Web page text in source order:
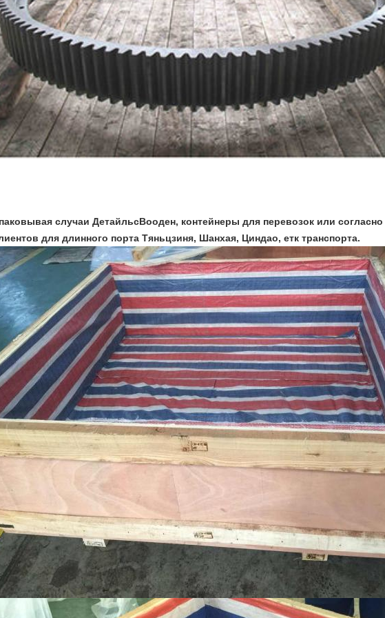
случаи ДетайльсВооден, контейнеры для перевозок или
для длинного порта Тяньцзиня, Шанхая, Циндао, етк транспорта.